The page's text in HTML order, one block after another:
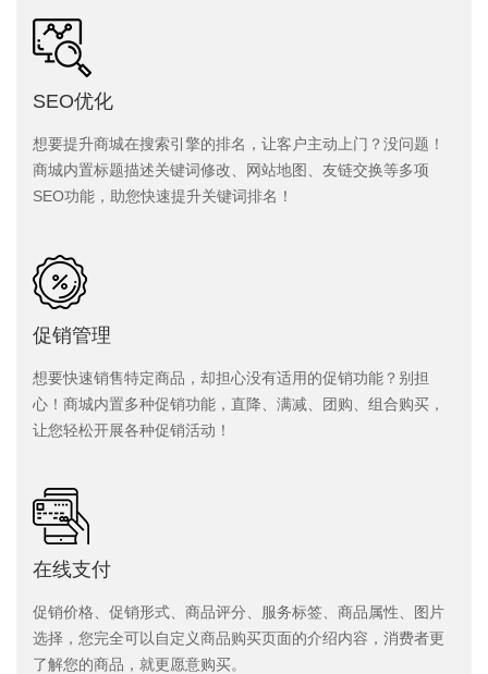
SEO优化
想要提升商城在搜索引擎的排名，让客户主动上门？没问题！
商城内置标题描述关键词修改、网站地图、友链交换等多项
SEO功能，助您快速提升关键词排名！
促销管理
想要快速销售特定商品，却担心没有适用的促销功能？别担
心！商城内置多种促销功能，直降、满减、团购、组合购买，
让您轻松开展各种促销活动！
在线支付
促销价格、促销形式、商品评分、服务标签、商品属性、图片
选择，您完全可以自定义商品购买页面的介绍内容，消费者更
了解您的商品，就更愿意购买。